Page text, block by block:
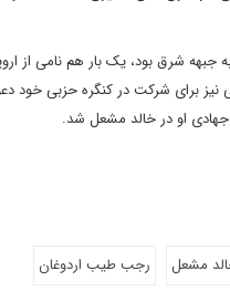
شرق بود، یک بار هم نامی از
نیز برای شرکت در کنگره حزبی خود
جهادی او در خالد مشعل شد.
مشعل رجب طيب اردوغان